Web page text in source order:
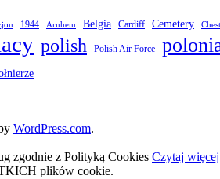
1944 Arnhem Belgia Cardiff Cemetery
polish Polish Air Force
WordPress.com.
zgodnie z Polityką Cookies Czytaj więcej
plików cookie.